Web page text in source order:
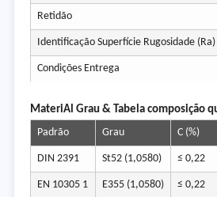
Retidão
Identificação Superfície Rugosidade (Ra)
Condições Entrega
MateriAl Grau & Tabela composição
Padrão
Grau C (%)
DIN 2391 St52 (1,0580) ≤ 0,22
EN 10305 1 E355 (1,0580) ≤ 0,22